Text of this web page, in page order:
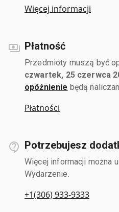
Więcej informacji
Płatność
Przedmioty muszą być
czwartek, 25 czerwca
opóźnienie będą
Płatności
Potrzebujesz
Więcej informacji można
Wydarzenie.
+1(306) 933-9333